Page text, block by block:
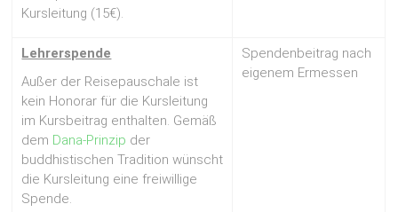
Kursleitung (15€).
Lehrerspende
Außer der Reisepauschale ist
kein Honorar für die Kursleitung
im Kursbeitrag enthalten. Gemäß
dem Dana-Prinzip der
buddhistischen Tradition wünscht
die Kursleitung eine freiwillige
Spende.
Spendenbeitrag nach
eigenem Ermessen